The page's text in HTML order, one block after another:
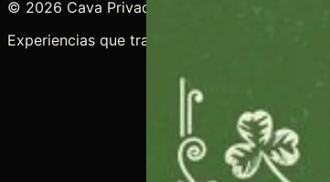
© 2026 Cava Privada Gourmet. Quito, Ecuador.
Experiencias que trascienden el vino.